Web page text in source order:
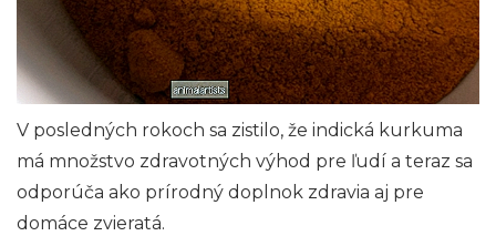
V posledných rokoch sa zistilo, že indická kurkuma
má množstvo zdravotných výhod pre ľudí a teraz sa
odporúča ako prírodný doplnok zdravia aj pre
domáce zvieratá.